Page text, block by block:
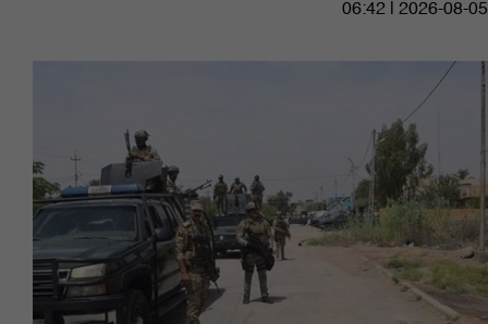
06:42 | 2026-08-05